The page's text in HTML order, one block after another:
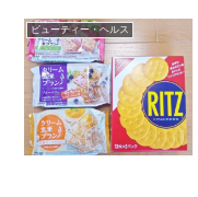
ビューティー・ヘルス